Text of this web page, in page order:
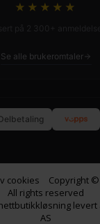
★★★★ ★
Se alle brukeromtaler
cookies
Copyright
All rights reserved
levert
AS